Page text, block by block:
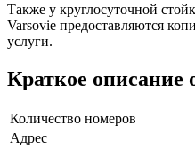
Также у круглосуточной
Varsovie предоставляются
услуги.
Краткое описание
Количество номеров
Адрес